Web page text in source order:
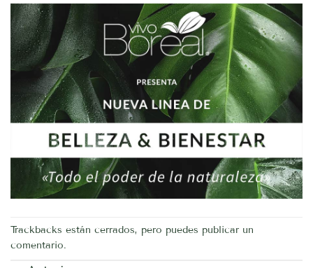
Trackbacks están cerrados, pero puedes publicar un
comentario.